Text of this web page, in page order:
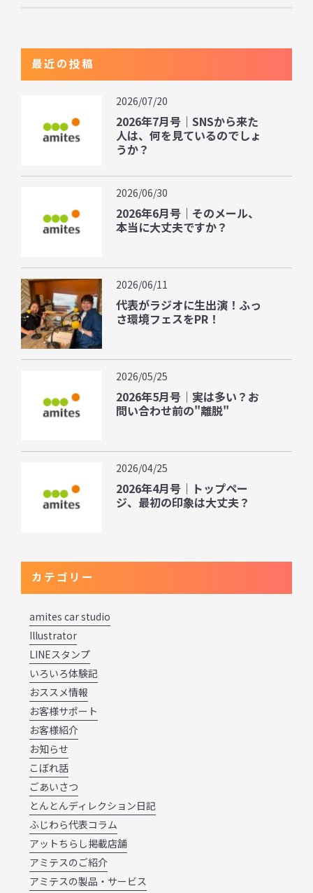
最近の投稿
2026/07/20
2026年7月号｜SNSから来た
人は、何を見ているのでしょ
うか？
2026/06/30
2026年6月号｜そのメール、
本当に大丈夫ですか？
2026/06/11
代表がラジオに生出演！ふっ
さ環境フェスをPR！
2026/05/25
2026年5月号｜実は多い？お
問い合わせ前の"離脱"
2026/04/25
2026年4月号｜トップペー
ジ、最初の印象は大丈夫？
カテゴリー
amites car studio
Illustrator
LINEスタンプ
いろいろ体験記
おススメ情報
お客様サポート
お客様紹介
お知らせ
こぼれ話
ごあいさつ
とんとんディレクション日記
ふじわら代表コラム
アットちらし掲載店舗
アミテスのご紹介
アミテスの製品・サービス